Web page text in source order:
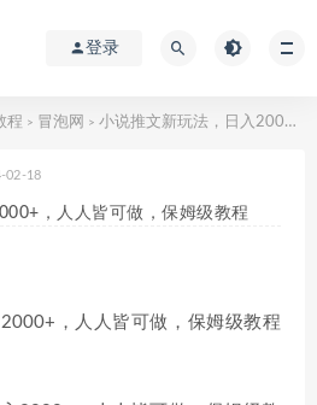
登录
程 > 冒泡网 > 小说推文新玩法，日入2000+，人人皆可做，保姆级教程
02-18
，人人皆可做，保姆级教程
，人人皆可做，保姆级教程